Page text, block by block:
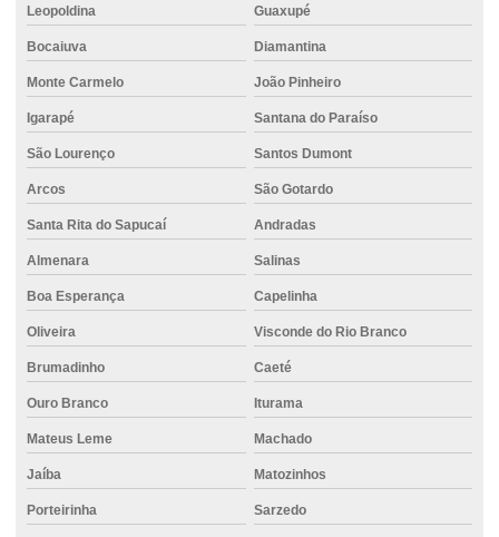
Cimento uau
Cimento usinado
Cimento em vespasiano
Concreto 20mpa
Concreto 30mpa
Concreto auto adensável
Concreto auto nivelante
Concreto bombeado
Concreto bombeável
Concreto para calçada
Concreto colorido
Leopoldina Guaxupé
Bocaiuva Diamantina
Monte Carmelo João Pinheiro
Igarapé Santana do Paraíso
São Lourenço Santos Dumont
Arcos São Gotardo
Santa Rita do Sapucaí Andradas
Almenara Salinas
Boa Esperança Capelinha
Oliveira Visconde do Rio Branco
Brumadinho Caeté
Ouro Branco Iturama
Mateus Leme Machado
Jaíba Matozinhos
Porteirinha Sarzedo